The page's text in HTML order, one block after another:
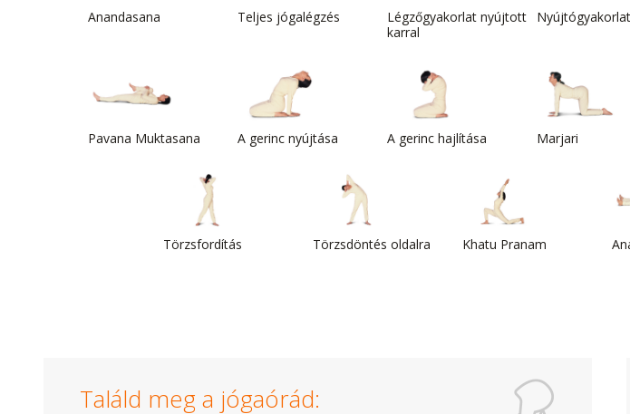
Anandasana Teljes jógalégzés
Légzőgyakorlat nyújtott
karral
Nyújtógyakorlat
Pavana Muktasana A gerinc nyújtása A gerinc hajlítása Marjari
Törzsfordítás Törzsdöntés oldalra Khatu Pranam
Találd meg a jógaórád: